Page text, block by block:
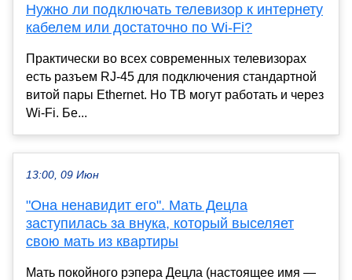
Нужно ли подключать телевизор к интернету
кабелем или достаточно по Wi-Fi?
Практически во всех современных телевизорах
есть разъем RJ-45 для подключения стандартной
витой пары Ethernet. Но ТВ могут работать и через
Wi-Fi. Бе...
13:00, 09 Июн
"Она ненавидит его". Мать Децла
заступилась за внука, который выселяет
свою мать из квартиры
Мать покойного рэпера Децла (настоящее имя —